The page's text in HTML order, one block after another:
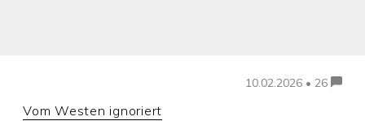
10.02.2026 • 26
Vom Westen ignoriert